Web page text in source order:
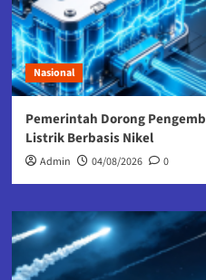
Nasional
Pemerintah Dorong
Listrik Berbasis Nikel
Admin 04/08/2026 0